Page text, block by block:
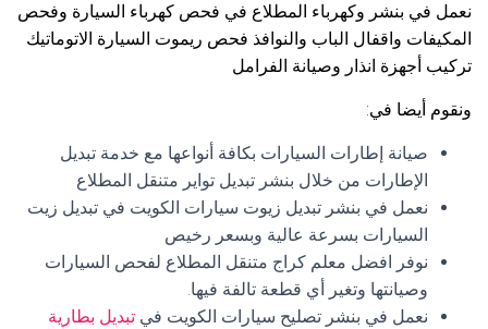
نعمل في بنشر وكهرباء المطلاع في فحص كهرباء السيارة وفحص
المكيفات واقفال الباب والنوافذ فحص ريموت السيارة الاتوماتيك
تركيب أجهزة انذار وصيانة الفرامل
ونقوم أيضا في:
صيانة إطارات السيارات بكافة أنواعها مع خدمة تبديل
الإطارات من خلال بنشر تبديل تواير متنقل المطلاع
نعمل في بنشر تبديل زيوت سيارات الكويت في تبديل زيت
السيارات بسرعة عالية وبسعر رخيص
نوفر افضل معلم كراج متنقل المطلاع لفحص السيارات
وصيانتها وتغير أي قطعة تالفة فيها.
نعمل في بنشر تصليح سيارات الكويت في تبديل بطارية